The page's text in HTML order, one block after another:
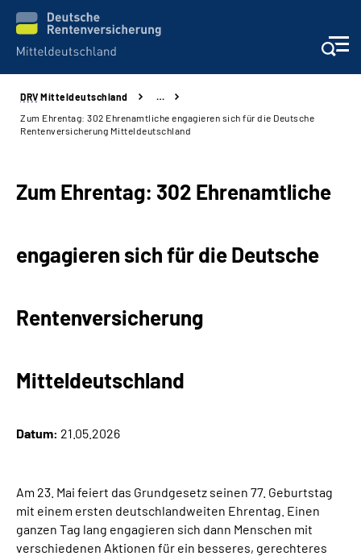
Aktuelles
Formulare
Über uns
Online-Services
Suche
DRV Mitteldeutschland
…
Zum Ehrentag: 302 Ehrenamtliche engagieren sich für die Deutsche
Rentenversicherung Mitteldeutschland
Zum Ehrentag: 302 Ehrenamtliche
engagieren sich für die Deutsche
Rentenversicherung
Mitteldeutschland
Datum: 21.05.2026
Am 23. Mai feiert das Grundgesetz seinen 77. Geburtstag
mit einem ersten deutschlandweiten Ehrentag. Einen
ganzen Tag lang engagieren sich dann Menschen mit
verschiedenen Aktionen für ein besseres, gerechteres